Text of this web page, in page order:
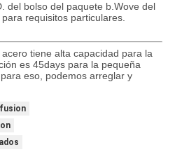
del bolso del paquete b.Wove del
requisitos particulares.
tiene alta capacidad para la
es 45days para la pequeña
eso, podemos arreglar y